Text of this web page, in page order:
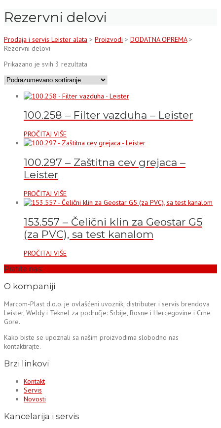
Rezervni delovi
Prodaja i servis Leister alata > Proizvodi > DODATNA OPREMA>
Rezervni delovi
Prikazano je svih 3 rezultata
100.258 – Filter vazduha – Leister
PROČITAJ VIŠE
100.297 – Zaštitna cev grejaca –
Leister
PROČITAJ VIŠE
153.557 – Čelični klin za Geostar G5
(za PVC), sa test kanalom
PROČITAJ VIŠE
Pratite nas:
O kompaniji
Marcom-Plast d.o.o. je ovlašćeni uvoznik, distributer i servis brendova
Leister, Weldy i Teknel za područje: Srbije, Bosne i Hercegovine i Crne
Gore.
Kako biste se upoznali sa našim proizvodima slobodno nas
kontaktirajte.
Brzi linkovi
Kontakt
Servis
Novosti
Kancelarija i servis